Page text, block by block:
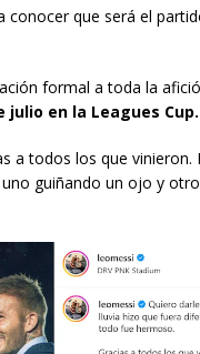
conocer que será el
formal a toda la
en la Leagues Cup.
a todos los que vinieron.
guiñando un ojo y